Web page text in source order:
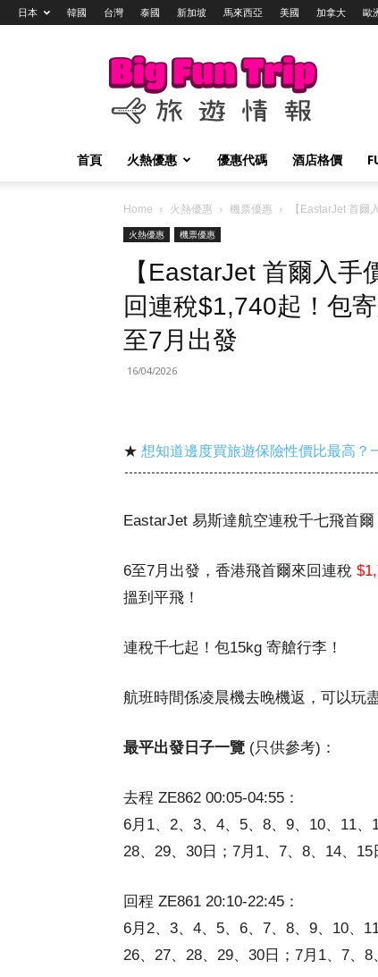
日本 韓國 台灣 泰國 新加坡 馬來西亞 美國 加拿大 歐
Big
Trip
旅
情
報
首頁 火熱優惠 優惠代碼 酒店格價
Home 火熱優惠 機票優惠
【EastarJet 首
火熱優惠
機票優惠
【EastarJet 首爾入
回連稅$1,740起！包
至7月出發
16/04/2026
★ 想知道邊度買旅遊保險性價比最高？
EastarJet 易斯達航空連稅千七飛首爾
6至7月出發，香港飛首爾來回連稅
搵到平飛！
連稅千七起！包15kg 寄艙行李！
航班時間係凌晨機去晚機返，可以玩
最平出發日子一覽 (只供參考)：
去程 ZE862 00:05-04:55：
6月1、2、3、4、5、8、9、10、11、
28、29、30日；7月1、7、8、14、15
回程 ZE861 20:10-22:45：
6月2、3、4、5、6、7、8、9、10、
26、27、28、29、30日；7月1、7、8